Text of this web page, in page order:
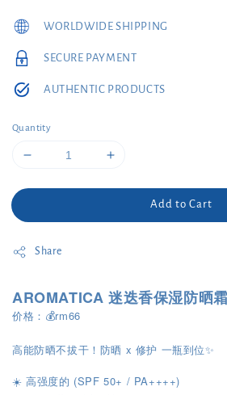
WORLDWIDE SHIPPING
SECURE PAYMENT
AUTHENTIC PRODUCTS
Quantity
Add to Cart
Share
AROMATICA 迷迭香保湿防晒
价格：💰rm66
高能防晒不拔干！防晒 x 修护 一瓶到位✨
☀️ 高强度的 (SPF 50+ / PA++++)